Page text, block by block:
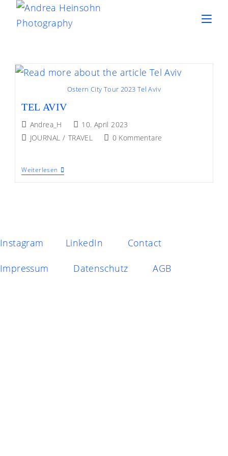
springen
Ostern City Tour 2023 Tel Aviv
TEL AVIV
Beitrags-
Autor:
Andrea_H
Beitrag
veröffentlicht:
10. April 2023
Beitrags-
JOURNAL / TRAVEL
Beitrags-
0 Kommentare
Weiterlesen Tel
Aviv
Instagram LinkedIn Contact
Impressum Datenschutz AGB